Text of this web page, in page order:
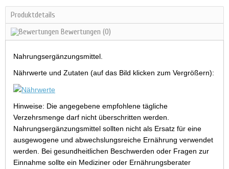
Produktdetails
Bewertungen (0)
Nahrungsergänzungsmittel.
Nährwerte und Zutaten (auf das Bild klicken zum Vergrößern):
Hinweise: Die angegebene empfohlene tägliche
Verzehrsmenge darf nicht überschritten werden.
Nahrungsergänzungsmittel sollten nicht als Ersatz für eine
ausgewogene und abwechslungsreiche Ernährung verwendet
werden. Bei gesundheitlichen Beschwerden oder Fragen zur
Einnahme sollte ein Mediziner oder Ernährungsberater